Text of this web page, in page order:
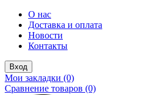
О нас
Доставка и оплата
Новости
Контакты
Вход
Мои закладки (0)
Сравнение товаров (0)